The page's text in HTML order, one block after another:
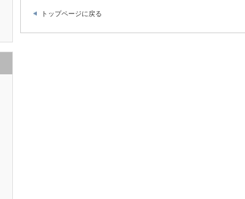
トップページに戻る